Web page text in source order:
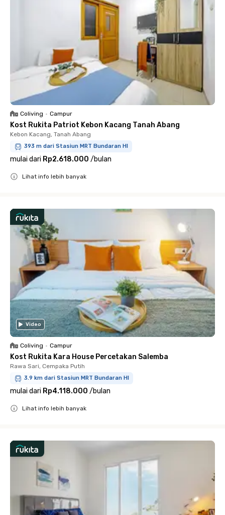
Coliving • Campur
Kost Rukita Patriot Kebon Kacang Tanah Abang
Kebon Kacang, Tanah Abang
393 m dari Stasiun MRT Bundaran HI
mulai dari Rp2.618.000 /bulan
Lihat info lebih banyak
Video
Coliving • Campur
Kost Rukita Kara House Percetakan Salemba
Rawa Sari, Cempaka Putih
3.9 km dari Stasiun MRT Bundaran HI
mulai dari Rp4.118.000 /bulan
Lihat info lebih banyak